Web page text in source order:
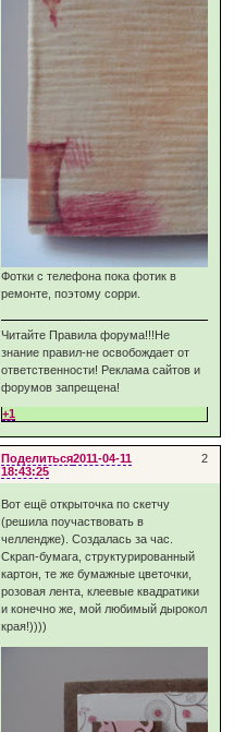
Фотки с телефона пока фотик в
ремонте, поэтому сорри.
Читайте Правила форума!!!Не
знание правил-не освобождает от
ответственности! Реклама сайтов и
форумов запрещена!
+1
Поделиться 2
2011-04-11
18:43:25
Вот ещё открыточка по скетчу
(решила поучаствовать в
челлендже). Создалась за час.
Скрап-бумага, структурированный
картон, те же бумажные цветочки,
розовая лента, клеевые квадратики
и конечно же, мой любимый дырокол
края!))))